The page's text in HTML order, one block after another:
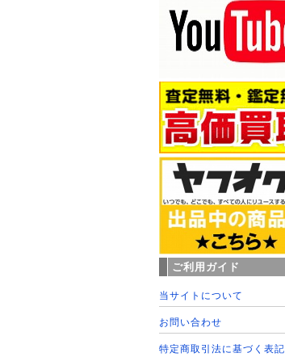
ご利用ガイド
当サイトについて
お問い合わせ
特定商取引法に基づく表記